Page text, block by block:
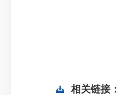
相关链接：